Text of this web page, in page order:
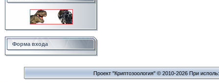
Форма входа
Проект "Криптозоология" © 2010-2026 При